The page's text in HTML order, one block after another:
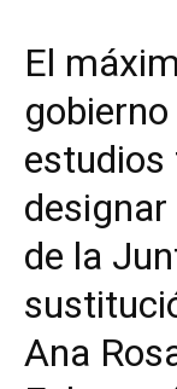
El
estudios
de la
Ana